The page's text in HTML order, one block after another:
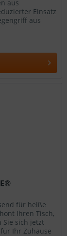
aus
Einsatz
aus
für heiße
Ihren Tisch,
Sie sich jetzt
Ihr Zuhause